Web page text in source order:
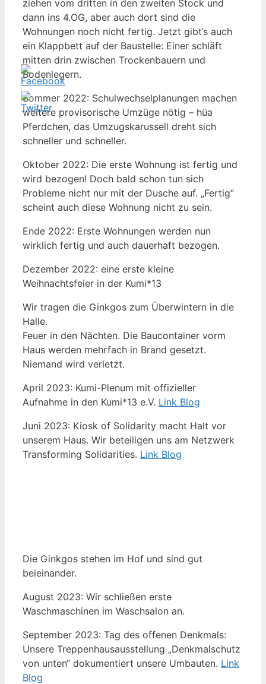
ziehen vom dritten in den zweiten Stock und
dann ins 4.OG, aber auch dort sind die
Wohnungen noch nicht fertig. Jetzt gibt’s auch
ein Klappbett auf der Baustelle: Einer schläft
mitten drin zwischen Trockenbauern und
Bodenlegern.
Sommer 2022: Schulwechselplanungen machen
weitere provisorische Umzüge nötig – hüa
Pferdchen, das Umzugskarussell dreht sich
schneller und schneller.
Oktober 2022: Die erste Wohnung ist fertig und
wird bezogen! Doch bald schon tun sich
Probleme nicht nur mit der Dusche auf. „Fertig“
scheint auch diese Wohnung nicht zu sein.
Ende 2022: Erste Wohnungen werden nun
wirklich fertig und auch dauerhaft bezogen.
Dezember 2022: eine erste kleine
Weihnachtsfeier in der Kumi*13
Wir tragen die Ginkgos zum Überwintern in die
Halle.
Feuer in den Nächten. Die Baucontainer vorm
Haus werden mehrfach in Brand gesetzt.
Niemand wird verletzt.
April 2023: Kumi-Plenum mit offizieller
Aufnahme in den Kumi*13 e.V. Link Blog
Juni 2023: Kiosk of Solidarity macht Halt vor
unserem Haus. Wir beteiligen uns am Netzwerk
Transforming Solidarities. Link Blog
Die Ginkgos stehen im Hof und sind gut
beieinander.
August 2023: Wir schließen erste
Waschmaschinen im Waschsalon an.
September 2023: Tag des offenen Denkmals:
Unsere Treppenhausausstellung „Denkmalschutz
von unten“ dokumentiert unsere Umbauten. Link
Blog